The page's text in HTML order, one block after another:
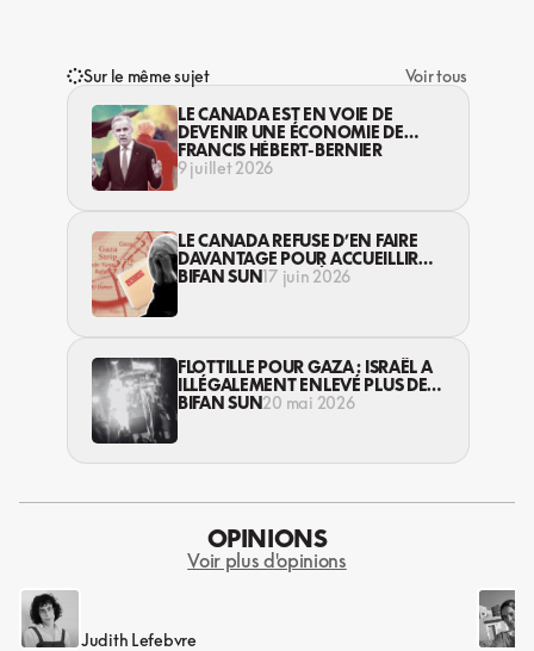
Sur le même sujet
Voir tous
LE CANADA EST EN VOIE DE
DEVENIR UNE ÉCONOMIE DE
GUERRE
FRANCIS HÉBERT-BERNIER
9 juillet 2026
LE CANADA REFUSE D’EN FAIRE
DAVANTAGE POUR ACCUEILLIR
UNE CENTAINE D’ÉTUDIANT·ES DE
BIFAN SUN17 juin 2026
FLOTTILLE POUR GAZA : ISRAËL A
ILLÉGALEMENT ENLEVÉ PLUS DE
400 ACTIVISTES
BIFAN SUN20 mai 2026
OPINIONS
Voir plus d'opinions
Judith Lefebvre